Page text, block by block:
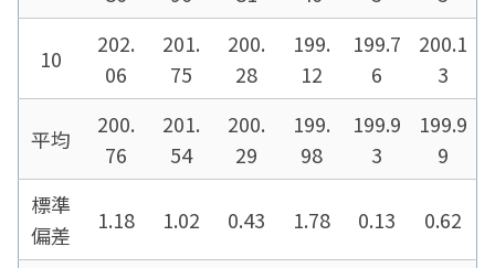
10
202.
06
201.
75
200.
28
199.
12
199.7
6
200.1
3
平均
200.
76
201.
54
200.
29
199.
98
199.9
3
199.9
9
標準
偏差
1.18 1.02 0.43 1.78 0.13 0.62